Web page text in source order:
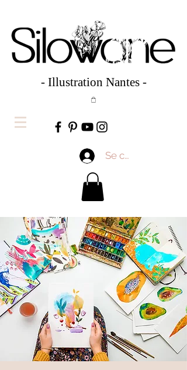
- Illustration Nantes -
Se connecter